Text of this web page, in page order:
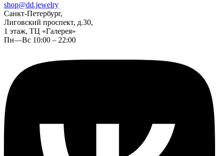
shop@dd.jewelry
Санкт-Петербург,
Лиговский проспект, д.30,
1 этаж, ТЦ «Галерея»
Пн—Вс 10:00 – 22:00